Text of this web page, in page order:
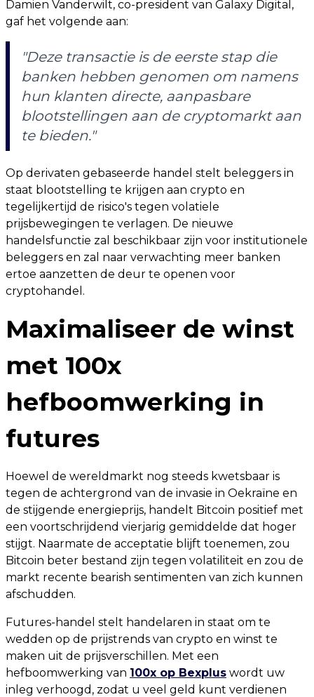
Damien Vanderwilt, co-president van Galaxy Digital,
gaf het volgende aan:
"Deze transactie is de eerste stap die
banken hebben genomen om namens
hun klanten directe, aanpasbare
blootstellingen aan de cryptomarkt aan
te bieden."
Op derivaten gebaseerde handel stelt beleggers in
staat blootstelling te krijgen aan crypto en
tegelijkertijd de risico's tegen volatiele
prijsbewegingen te verlagen. De nieuwe
handelsfunctie zal beschikbaar zijn voor institutionele
beleggers en zal naar verwachting meer banken
ertoe aanzetten de deur te openen voor
cryptohandel.
Maximaliseer de winst
met 100x
hefboomwerking in
futures
Hoewel de wereldmarkt nog steeds kwetsbaar is
tegen de achtergrond van de invasie in Oekraïne en
de stijgende energieprijs, handelt Bitcoin positief met
een voortschrijdend vierjarig gemiddelde dat hoger
stijgt. Naarmate de acceptatie blijft toenemen, zou
Bitcoin beter bestand zijn tegen volatiliteit en zou de
markt recente bearish sentimenten van zich kunnen
afschudden.
Futures-handel stelt handelaren in staat om te
wedden op de prijstrends van crypto en winst te
maken uit de prijsverschillen. Met een
hefboomwerking van 100x op Bexplus wordt uw
inleg verhoogd, zodat u veel geld kunt verdienen